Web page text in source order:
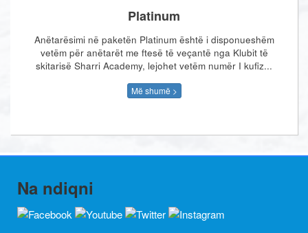
Platinum
Anëtarësimi në paketën Platinum është i disponueshëm
vetëm për anëtarët me ftesë të veçantë nga Klubit të
skitarisë Sharri Academy, lejohet vetëm numër I kufiz...
Më shumë >
Na ndiqni